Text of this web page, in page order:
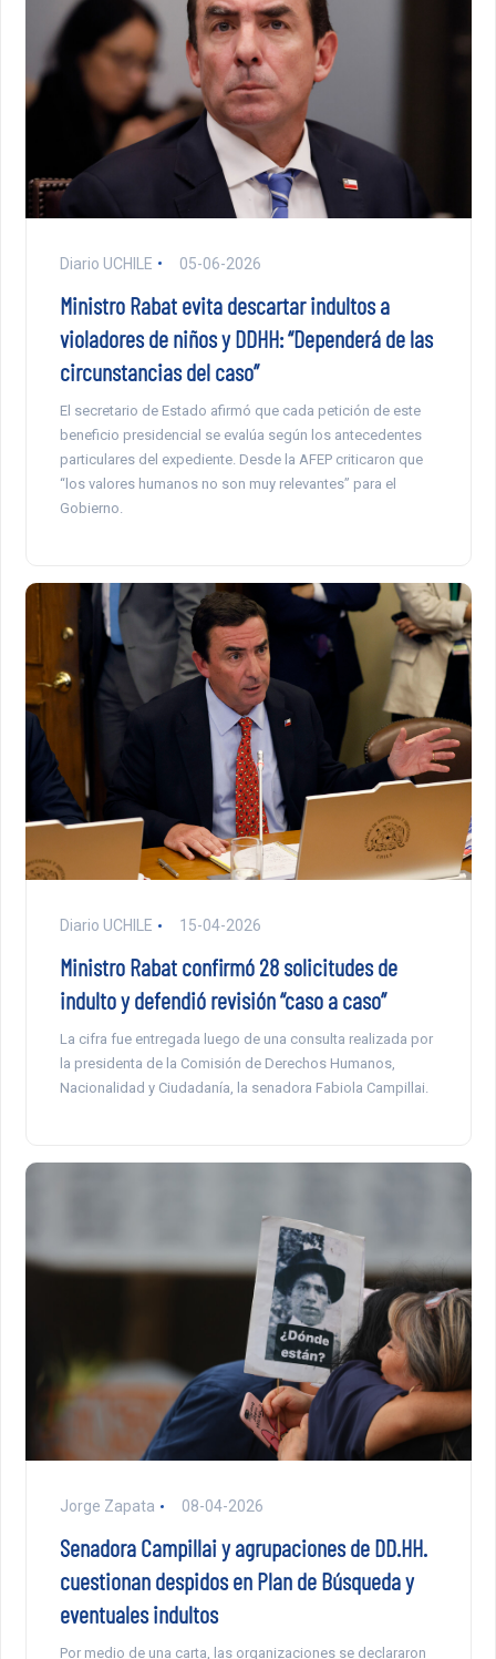
Diario UCHILE 05-06-2026
Ministro Rabat evita descartar indultos a
violadores de niños y DDHH: “Dependerá de las
circunstancias del caso”
El secretario de Estado afirmó que cada petición de este
beneficio presidencial se evalúa según los antecedentes
particulares del expediente. Desde la AFEP criticaron que
“los valores humanos no son muy relevantes” para el
Gobierno.
Diario UCHILE 15-04-2026
Ministro Rabat confirmó 28 solicitudes de
indulto y defendió revisión “caso a caso”
La cifra fue entregada luego de una consulta realizada por
la presidenta de la Comisión de Derechos Humanos,
Nacionalidad y Ciudadanía, la senadora Fabiola Campillai.
Jorge Zapata 08-04-2026
Senadora Campillai y agrupaciones de DD.HH.
cuestionan despidos en Plan de Búsqueda y
eventuales indultos
Por medio de una carta, las organizaciones se declararon